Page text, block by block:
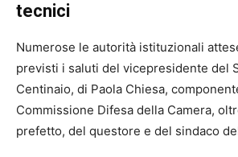
tecnici
Numerose le autorità istituzionali
previsti i saluti del vicepresidente del
Centinaio, di Paola Chiesa,
Commissione Difesa della Camera,
prefetto, del questore e del sindaco